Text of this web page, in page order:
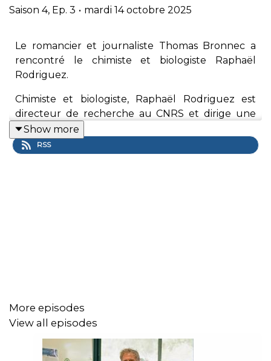
Saison 4, Ep. 3 • mardi 14 octobre 2025
Le romancier et journaliste Thomas Bronnec a
rencontré le chimiste et biologiste Raphaël
Rodriguez.
Chimiste et biologiste, Raphaël Rodriguez est
directeur de recherche au CNRS et dirige une
équipe à l’Institut Curie. Lauréat de la médaille
d’argent du CNRS, il étudie les interactions entre
métaux et cellules cancéreuses. Dans un
Show more
RSS
More episodes
View all episodes